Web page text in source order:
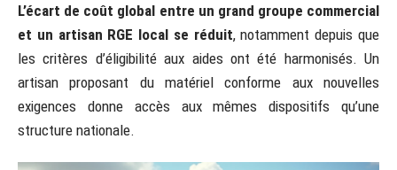
L’écart de coût global entre un grand groupe commercial
et un artisan RGE local se réduit, notamment depuis que
les critères d’éligibilité aux aides ont été harmonisés. Un
artisan proposant du matériel conforme aux nouvelles
exigences donne accès aux mêmes dispositifs qu’une
structure nationale.